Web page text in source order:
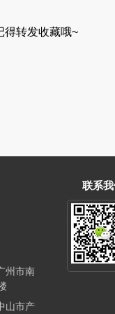
转发收藏哦~
州市南
山市产
联系